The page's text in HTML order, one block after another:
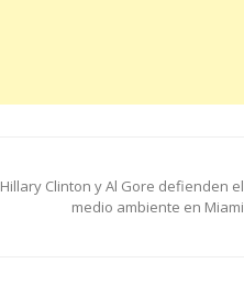
Hillary Clinton y Al Gore defienden el
medio ambiente en Miami